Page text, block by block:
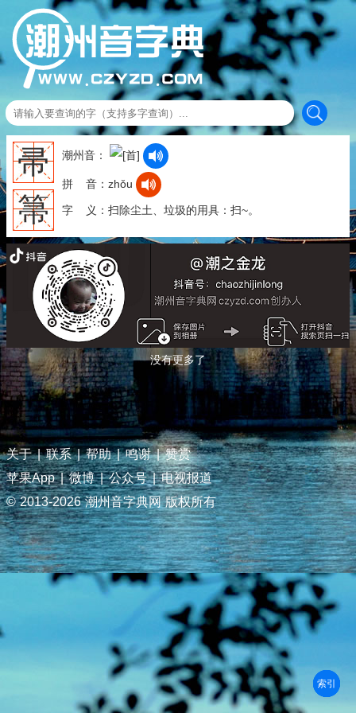
帚
箒
潮州音：
拼 音：zhǒu
字 义：扫除尘土、垃圾的用具：扫~。
没有更多了
关于 | 联系 | 帮助 | 鸣谢 | 赞赏
苹果App | 微博 | 公众号 | 电视报道
© 2013-2026 潮州音字典网 版权所有
部首
笔划
拼音
潮拼